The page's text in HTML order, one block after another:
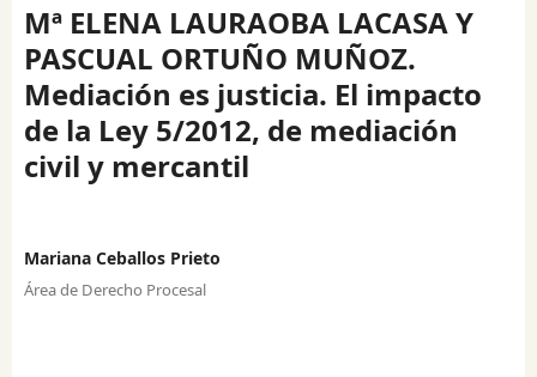
Mª ELENA LAURAOBA LACASA Y
PASCUAL ORTUÑO MUÑOZ.
Mediación es justicia. El impacto
de la Ley 5/2012, de mediación
civil y mercantil
Mariana Ceballos Prieto
Área de Derecho Procesal